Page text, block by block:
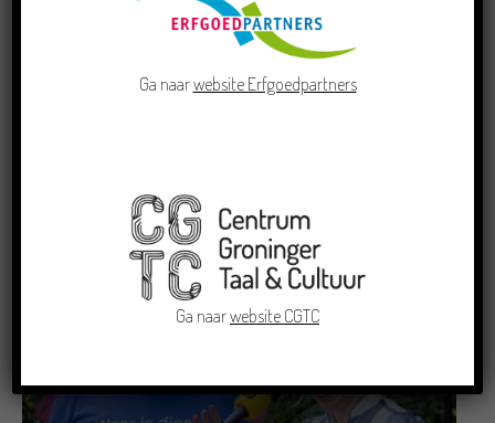
Ga naarwebsite Erfgoedpartners
Ga naarwebsite CGTC